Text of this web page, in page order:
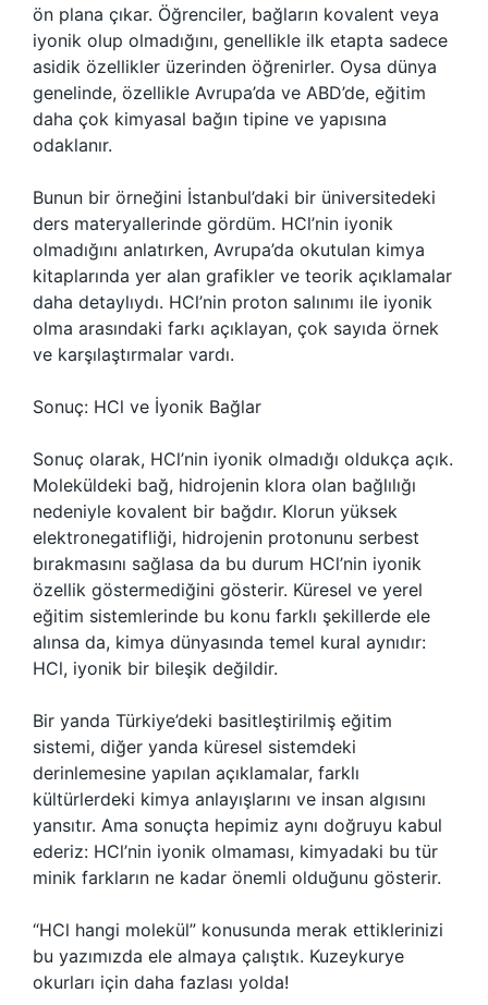
ön plana çıkar. Öğrenciler, bağların kovalent veya
iyonik olup olmadığını, genellikle ilk etapta sadece
asidik özellikler üzerinden öğrenirler. Oysa dünya
genelinde, özellikle Avrupa’da ve ABD’de, eğitim
daha çok kimyasal bağın tipine ve yapısına
odaklanır.
Bunun bir örneğini İstanbul’daki bir üniversitedeki
ders materyallerinde gördüm. HCl’nin iyonik
olmadığını anlatırken, Avrupa’da okutulan kimya
kitaplarında yer alan grafikler ve teorik açıklamalar
daha detaylıydı. HCl’nin proton salınımı ile iyonik
olma arasındaki farkı açıklayan, çok sayıda örnek
ve karşılaştırmalar vardı.
Sonuç: HCl ve İyonik Bağlar
Sonuç olarak, HCl’nin iyonik olmadığı oldukça açık.
Moleküldeki bağ, hidrojenin klora olan bağlılığı
nedeniyle kovalent bir bağdır. Klorun yüksek
elektronegatifliği, hidrojenin protonunu serbest
bırakmasını sağlasa da bu durum HCl’nin iyonik
özellik göstermediğini gösterir. Küresel ve yerel
eğitim sistemlerinde bu konu farklı şekillerde ele
alınsa da, kimya dünyasında temel kural aynıdır:
HCl, iyonik bir bileşik değildir.
Bir yanda Türkiye’deki basitleştirilmiş eğitim
sistemi, diğer yanda küresel sistemdeki
derinlemesine yapılan açıklamalar, farklı
kültürlerdeki kimya anlayışlarını ve insan algısını
yansıtır. Ama sonuçta hepimiz aynı doğruyu kabul
ederiz: HCl’nin iyonik olmaması, kimyadaki bu tür
minik farkların ne kadar önemli olduğunu gösterir.
“HCl hangi molekül” konusunda merak ettiklerinizi
bu yazımızda ele almaya çalıştık. Kuzeykurye
okurları için daha fazlası yolda!